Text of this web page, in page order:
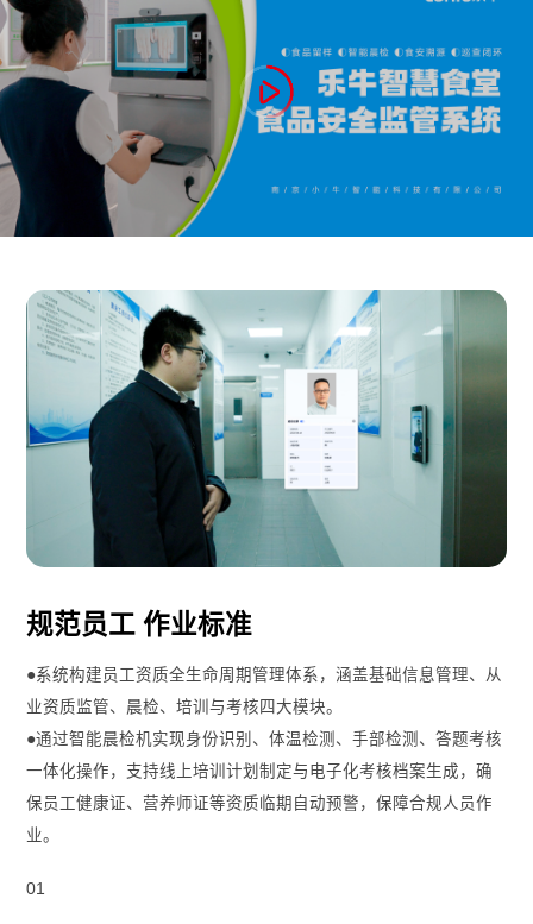
规范员工 作业标准
●系统构建员工资质全生命周期管理体系，涵盖基础信息管理、从
业资质监管、晨检、培训与考核四大模块。
●通过智能晨检机实现身份识别、体温检测、手部检测、答题考核
一体化操作，支持线上培训计划制定与电子化考核档案生成，确
保员工健康证、营养师证等资质临期自动预警，保障合规人员作
业。
01